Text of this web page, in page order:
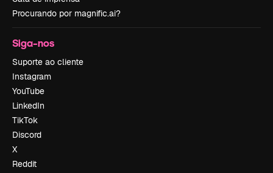
Procurando por magnific.ai?
Siga-nos
Suporte ao cliente
Instagram
YouTube
LinkedIn
TikTok
Discord
X
Reddit